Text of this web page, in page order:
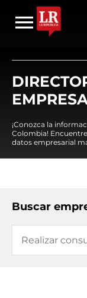
¡Conozca la
Colombia!
datos empresarial
Buscar